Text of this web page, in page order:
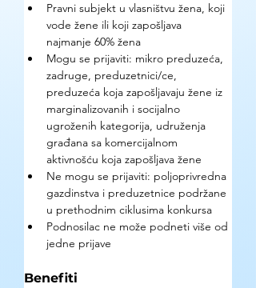
Pravni subjekt u vlasništvu žena, koji
vode žene ili koji zapošljava
najmanje 60% žena
Mogu se prijaviti: mikro preduzeća,
zadruge, preduzetnici/ce,
preduzeća koja zapošljavaju žene iz
marginalizovanih i socijalno
ugroženih kategorija, udruženja
građana sa komercijalnom
aktivnošću koja zapošljava žene
Ne mogu se prijaviti: poljoprivredna
gazdinstva i preduzetnice podržane
u prethodnim ciklusima konkursa
Podnosilac ne može podneti više od
jedne prijave
Benefiti